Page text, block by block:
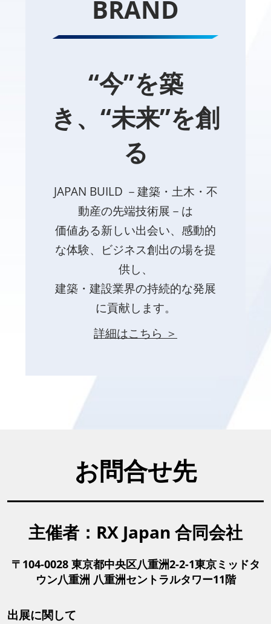
BRAND
“今”を築
き、“未来”を創
る
JAPAN BUILD －建築・土木・不
動産の先端技術展－は
価値ある新しい出会い、感動的
な体験、ビジネス創出の場を提
供し、
建築・建設業界の持続的な発展
に貢献します。
詳細はこちら ＞
お問合せ先
主催者：RX Japan 合同会社
〒104-0028 東京都中央区八重洲2-2-1東京ミッドタ
ウン八重洲 八重洲セントラルタワー11階
出展に関して